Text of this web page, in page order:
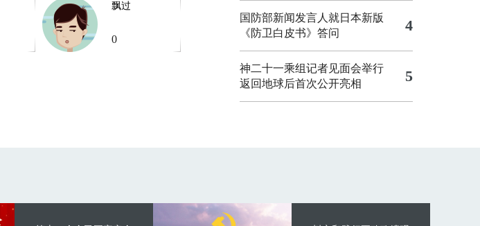
飘过
0
国防部新闻发言人就日本新版
《防卫白皮书》答问
4
神二十一乘组记者见面会举行
返回地球后首次公开亮相
5